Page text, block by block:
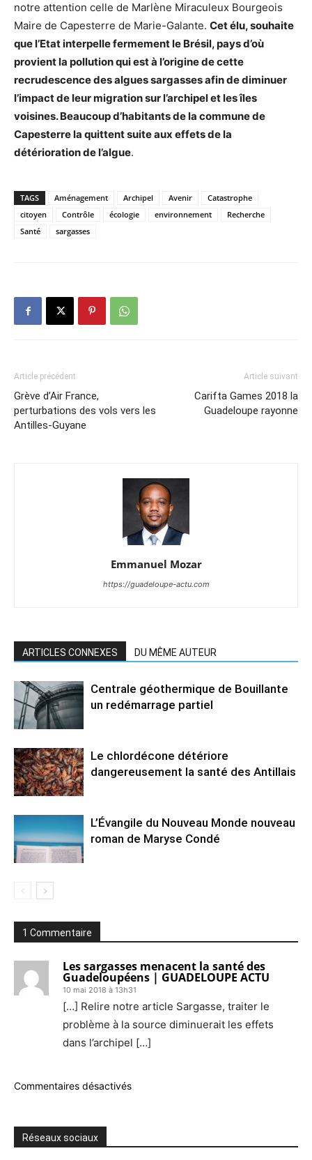
notre attention celle de Marlène Miraculeux Bourgeois
Maire de Capesterre de Marie-Galante. Cet élu, souhaite
que l’Etat interpelle fermement le Brésil, pays d’où
provient la pollution qui est à l’origine de cette
recrudescence des algues sargasses afin de diminuer
l’impact de leur migration sur l’archipel et les îles
voisines. Beaucoup d’habitants de la commune de
Capesterre la quittent suite aux effets de la
détérioration de l’algue.
TAGS Aménagement Archipel Avenir
Catastrophe
citoyen
Contrôle écologie environnement
Recherche
Santé
sargasses
Article précédent
Grève d’Air France,
perturbations des vols vers les
Antilles-Guyane
Article suivant
Carifta Games 2018 la
Guadeloupe rayonne
Emmanuel Mozar
https://guadeloupe-actu.com
ARTICLES CONNEXES DU MÊME AUTEUR
Centrale géothermique de Bouillante
un redémarrage partiel
Le chlordécone détériore
dangereusement la santé des Antillais
L’Évangile du Nouveau Monde nouveau
roman de Maryse Condé
1 Commentaire
Les sargasses menacent la santé des
Guadeloupéens | GUADELOUPE ACTU
10 mai 2018 à 13h31
[…] Relire notre article Sargasse, traiter le
problème à la source diminuerait les effets
dans l’archipel […]
Commentaires désactivés
Réseaux sociaux